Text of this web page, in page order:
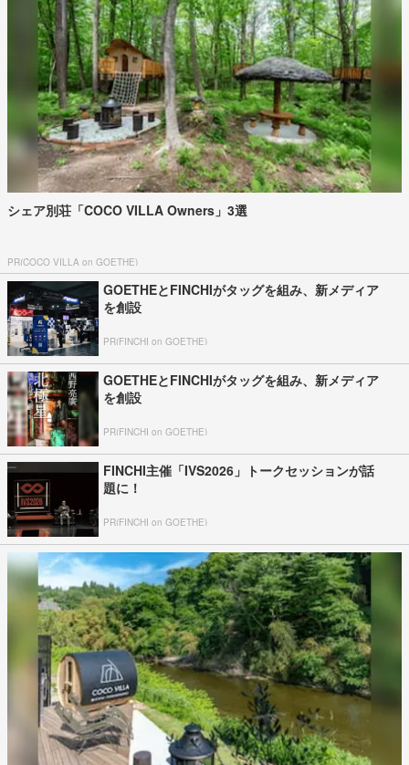
シェア別荘「COCO VILLA Owners」3選
PR(COCO VILLA on GOETHE)
GOETHEとFINCHIがタッグを組み、新メディア
を創設
PR(FINCHI on GOETHE)
GOETHEとFINCHIがタッグを組み、新メディア
を創設
PR(FINCHI on GOETHE)
FINCHI主催「IVS2026」トークセッションが話
題に！
PR(FINCHI on GOETHE)